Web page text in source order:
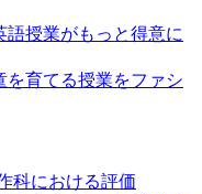
語授業がもっと得意に
を育てる授業をファシ
科における評価